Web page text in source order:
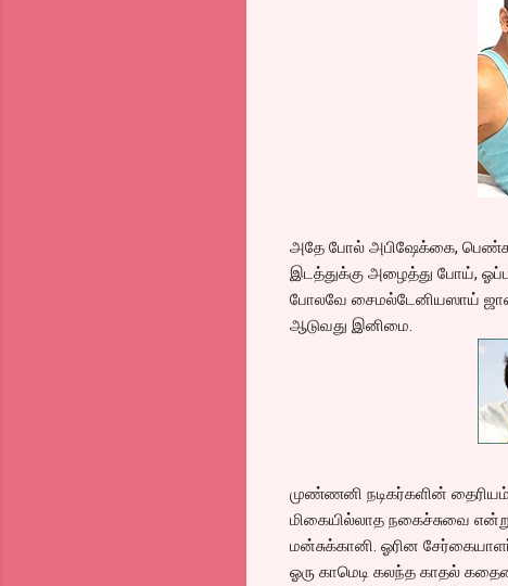
அதே போல் அபிஷேக்கை,
இடத்துக்கு அழைத்து போய்,
போலவே சைமல்டேனியஸாய் ஜான்
ஆடுவது இனிமை.
முண்ணனி நடிகர்களின்
மிகையில்லாத நகைச்சுவை
மன்சுக்கானி. ஓரின
ஓரு காமெடி கலந்த காதல்